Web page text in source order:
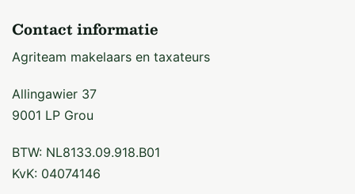
Contact informatie
Agriteam makelaars en taxateurs
Allingawier 37
9001 LP Grou
BTW: NL8133.09.918.B01
KvK: 04074146